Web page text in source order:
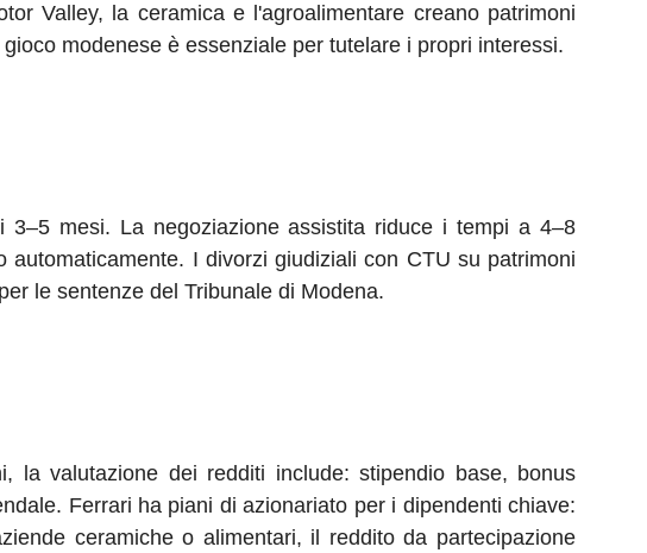
Valley, la ceramica e l'agroalimentare creano patrimoni
modenese è essenziale per tutelare i propri interessi.
mesi. La negoziazione assistita riduce i tempi a 4–8
I divorzi giudiziali con CTU su patrimoni
le sentenze del Tribunale di Modena.
la valutazione dei redditi include: stipendio base, bonus
Ferrari ha piani di azionariato per i dipendenti chiave:
ceramiche o alimentari, il reddito da partecipazione